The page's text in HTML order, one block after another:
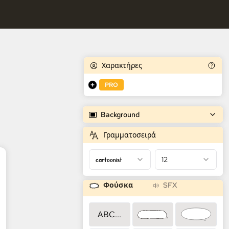
Χαρακτήρες
PRO
Background
Γραμματοσειρά
cartoonist 12
Φούσκα SFX
ABC...